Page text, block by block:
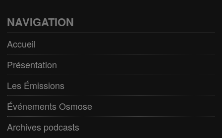
Culture/Loisirs
Electro/Transe
Paranormal
Pop/Rock
Rap
Spiritualité
NAVIGATION
Accueil
Présentation
Les Émissions
Événements Osmose
Archives podcasts